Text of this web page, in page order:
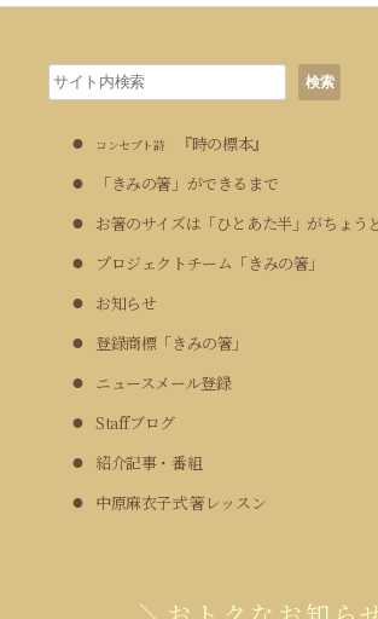
検
索
検索
コンセプト詩
『時の標本』
「きみの箸」ができるまで
お箸のサイズは「ひとあた半」がちょう
プロジェクトチーム「きみの箸」
お知らせ
登録商標「きみの箸」
ニュースメール登録
Staffブログ
紹介記事・番組
中原麻衣子式 箸レッスン